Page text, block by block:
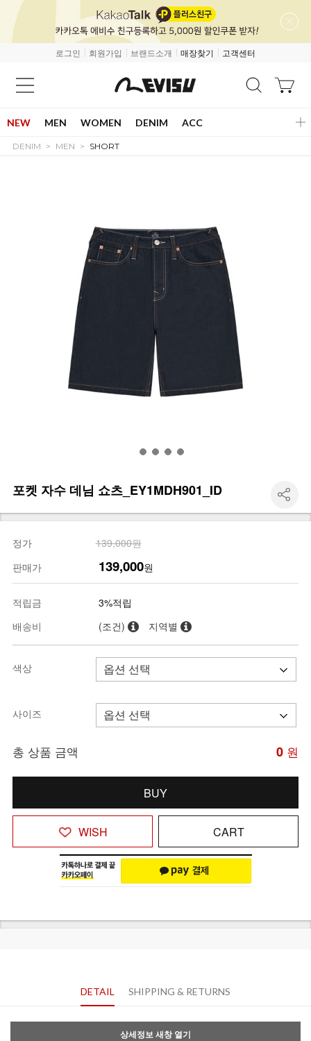
로그인 회원가입 브랜드소개 매장찾기 고객센터
NEW MEN WOMEN DENIM ACC
DENIM MEN SHORT
포켓 자수 데님 쇼츠_EY1MDH901_ID
정가
139,000원
판매가
139,000원
적립금
3%적립
배송비
(조건) 지역별
색상
사이즈
총 상품 금액 0 원
BUY
WISH CART
DETAIL SHIPPING & RETURNS
상세정보 새창 열기